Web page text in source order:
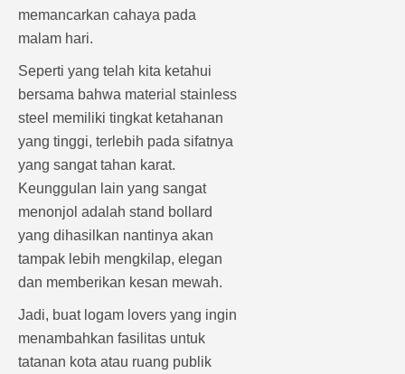
memancarkan cahaya pada
malam hari.
Seperti yang telah kita ketahui
bersama bahwa material stainless
steel memiliki tingkat ketahanan
yang tinggi, terlebih pada sifatnya
yang sangat tahan karat.
Keunggulan lain yang sangat
menonjol adalah stand bollard
yang dihasilkan nantinya akan
tampak lebih mengkilap, elegan
dan memberikan kesan mewah.
Jadi, buat logam lovers yang ingin
menambahkan fasilitas untuk
tatanan kota atau ruang publik